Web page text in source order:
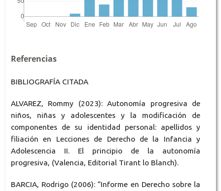
Referencias
BIBLIOGRAFÍA CITADA
ALVAREZ, Rommy (2023): Autonomía progresiva de
niños, niñas y adolescentes y la modificación de
componentes de su identidad personal: apellidos y
filiación en Lecciones de Derecho de la Infancia y
Adolescencia II. El principio de la autonomía
progresiva, (Valencia, Editorial Tirant lo Blanch).
BARCIA, Rodrigo (2006): “Informe en Derecho sobre la